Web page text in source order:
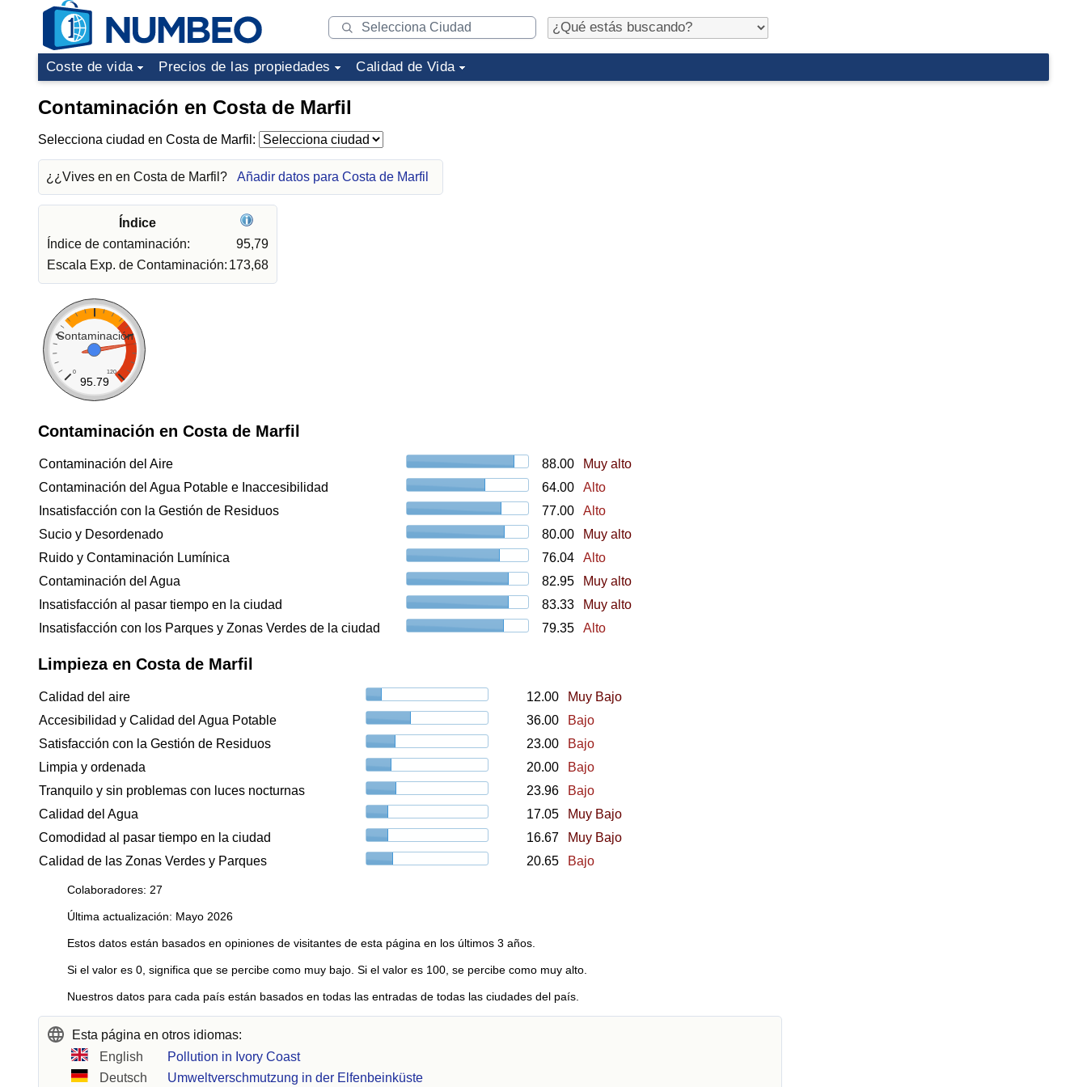
Coste de vida Precios de las propiedades Calidad de Vida
Contaminación en Costa de Marfil
Selecciona ciudad en Costa de Marfil:
¿¿Vives en en Costa de Marfil? Añadir datos para Costa de Marfil
Índice
Índice de contaminación:
95,79
Escala Exp. de Contaminación: 173,68
Contaminación
0 120
95.79
Contaminación en Costa de Marfil
Contaminación del Aire 88.00
Muy alto
Contaminación del Agua Potable e Inaccesibilidad
64.00
Alto
Insatisfacción con la Gestión de Residuos
77.00
Alto
Sucio y Desordenado
80.00
Muy alto
Ruido y Contaminación Lumínica
76.04
Alto
Contaminación del Agua
82.95
Muy alto
Insatisfacción al pasar tiempo en la ciudad
83.33
Muy alto
Insatisfacción con los Parques y Zonas Verdes de la ciudad
79.35 Alto
Limpieza en Costa de Marfil
Calidad del aire 12.00
Muy Bajo
Accesibilidad y Calidad del Agua Potable
36.00
Bajo
Satisfacción con la Gestión de Residuos
23.00
Bajo
Limpia y ordenada
20.00
Bajo
Tranquilo y sin problemas con luces nocturnas
23.96
Bajo
Calidad del Agua
17.05
Muy Bajo
Comodidad al pasar tiempo en la ciudad
16.67
Muy Bajo
Calidad de las Zonas Verdes y Parques
20.65 Bajo
Colaboradores: 27
Última actualización: Mayo 2026
Estos datos están basados en opiniones de visitantes de esta página en los últimos 3 años.
Si el valor es 0, significa que se percibe como muy bajo. Si el valor es 100, se percibe como muy alto.
Nuestros datos para cada país están basados en todas las entradas de todas las ciudades del país.
Esta página en otros idiomas:
English
Pollution in Ivory Coast
Deutsch
Umweltverschmutzung in der Elfenbeinküste